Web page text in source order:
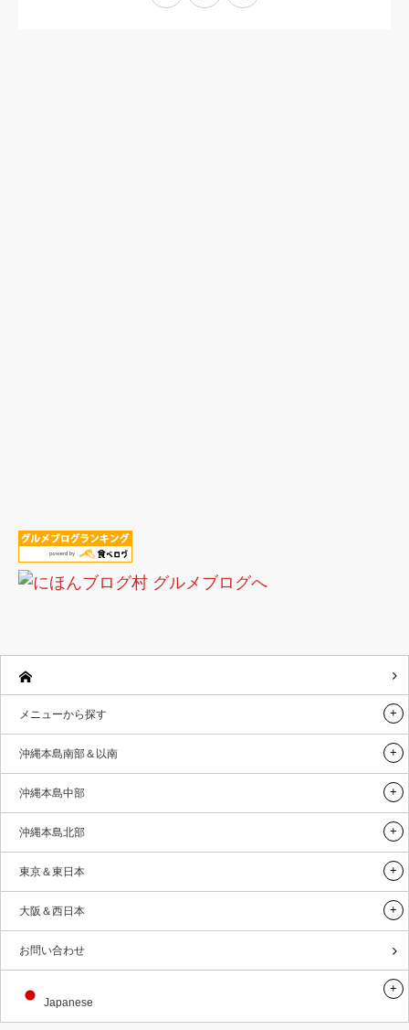
メニューから探す
沖縄本島南部＆以南
沖縄本島中部
沖縄本島北部
東京＆東日本
大阪＆西日本
お問い合わせ
Japanese